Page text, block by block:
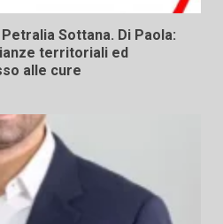
Sottana. Di Paola:
territoriali ed
alle cure